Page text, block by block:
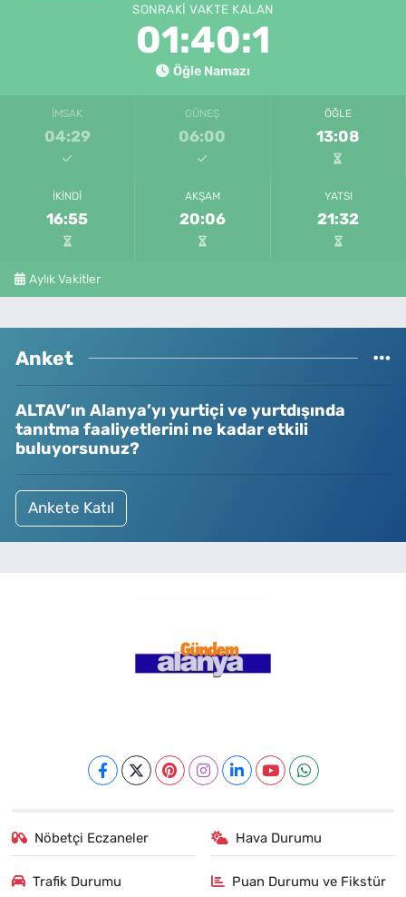
SONRAKI VAKTE KALAN
01:40:1
Öğle Namazı
İMSAK
04:29
GÜNEŞ
06:00
ÖĞLE
13:08
İKINDI
16:55
AKŞAM
20:06
YATSI
21:32
Aylık Vakitler
Anket
ALTAV’ın Alanya’yı yurtiçi ve yurtdışında
tanıtma faaliyetlerini ne kadar etkili
buluyorsunuz?
Ankete Katıl
Nöbetçi Eczaneler Hava Durumu
Trafik Durumu Puan Durumu ve Fikstür